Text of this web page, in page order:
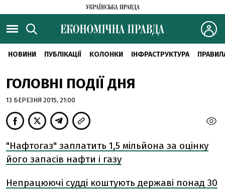
НОВИНИ ПУБЛІКАЦІЇ КОЛОНКИ ІНФРАСТРУКТУРА
ГОЛОВНІ ПОДІЇ ДНЯ
13 БЕРЕЗНЯ 2015, 21:00
"Нафтогаз" заплатить 1,5 мільйона за оцінку
його запасів нафти і газу
Непрацюючі судді коштують державі понад 30